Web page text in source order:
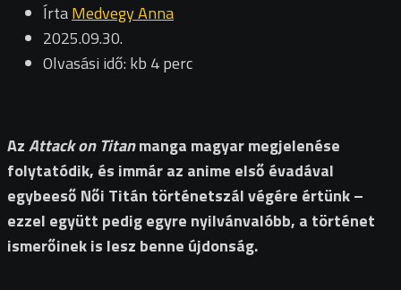
ÍrtaMedvegy Anna
2025.09.30.
Olvasási idő: kb 4 perc
AzAttack on Titanmanga magyar megjelenése
folytatódik, és immár az anime első évadával
egybeeső Női Titán történetszál végére értünk –
ezzel együtt pedig egyre nyilvánvalóbb, a történet
ismerőinek is lesz benne újdonság.